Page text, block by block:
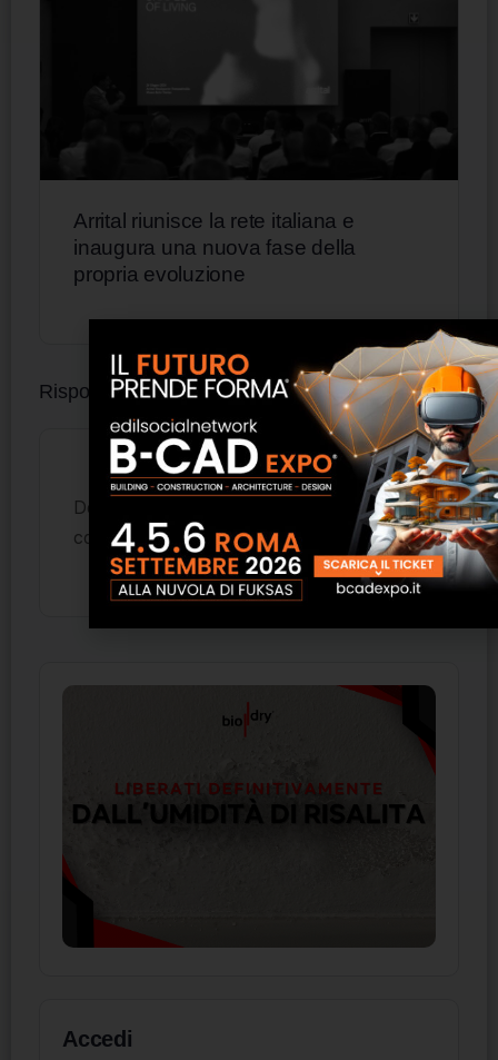
Arrital riunisce la rete italiana e
inaugura una nuova fase della
propria evoluzione
Risposte
Devi essere
per inviare un
commento.
Accedi